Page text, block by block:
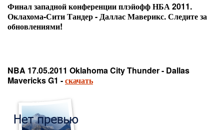
Финал западной конференцииплэйофф НБА 2011.
Оклахома-Сити Тандер- Даллас Маверикс. Следите за
обновлениями!
NBA 17.05.2011 Oklahoma City Thunder - Dallas
Mavericks G1 -скачать